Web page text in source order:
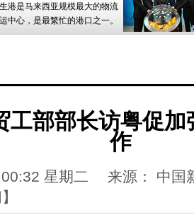
南亚出游连遭重创：马来西亚游跌至冰点
宗伟挑重任：为大马争取第一分 心理战很
港是马来西亚规模最大的物流
中心，是最繁忙的港口之一。
工部部长访粤促
作
星期二 来源： 中
】